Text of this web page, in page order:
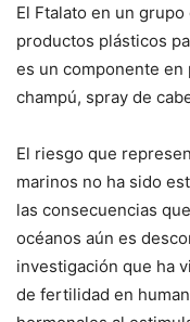
El Ftalato en un
productos plásticos
es un componente
champú, spray de
El riesgo que
marinos no ha sido
las consecuencias
océanos aún es
investigación que ha
de fertilidad en